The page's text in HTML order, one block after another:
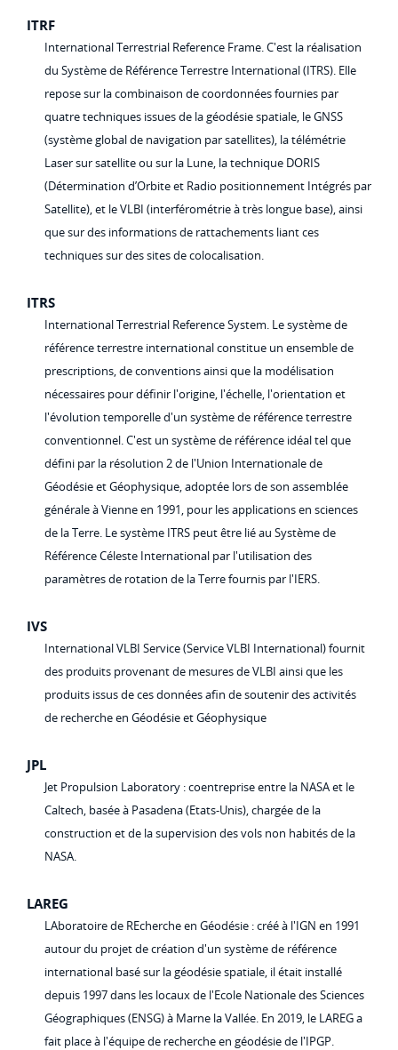
ITRF
International Terrestrial Reference Frame. C'est la réalisation
du Système de Référence Terrestre International (ITRS). Elle
repose sur la combinaison de coordonnées fournies par
quatre techniques issues de la géodésie spatiale, le GNSS
(système global de navigation par satellites), la télémétrie
Laser sur satellite ou sur la Lune, la technique DORIS
(Détermination d’Orbite et Radio positionnement Intégrés par
Satellite), et le VLBI (interférométrie à très longue base), ainsi
que sur des informations de rattachements liant ces
techniques sur des sites de colocalisation.
ITRS
International Terrestrial Reference System. Le système de
référence terrestre international constitue un ensemble de
prescriptions, de conventions ainsi que la modélisation
nécessaires pour définir l'origine, l'échelle, l'orientation et
l'évolution temporelle d'un système de référence terrestre
conventionnel. C'est un système de référence idéal tel que
défini par la résolution 2 de l'Union Internationale de
Géodésie et Géophysique, adoptée lors de son assemblée
générale à Vienne en 1991, pour les applications en sciences
de la Terre. Le système ITRS peut être lié au Système de
Référence Céleste International par l'utilisation des
paramètres de rotation de la Terre fournis par l'IERS.
IVS
International VLBI Service (Service VLBI International) fournit
des produits provenant de mesures de VLBI ainsi que les
produits issus de ces données afin de soutenir des activités
de recherche en Géodésie et Géophysique
JPL
Jet Propulsion Laboratory : coentreprise entre la NASA et le
Caltech, basée à Pasadena (Etats-Unis), chargée de la
construction et de la supervision des vols non habités de la
NASA.
LAREG
LAboratoire de REcherche en Géodésie : créé à l'IGN en 1991
autour du projet de création d'un système de référence
international basé sur la géodésie spatiale, il était installé
depuis 1997 dans les locaux de l'Ecole Nationale des Sciences
Géographiques (ENSG) à Marne la Vallée. En 2019, le LAREG a
fait place à l'équipe de recherche en géodésie de l'IPGP.